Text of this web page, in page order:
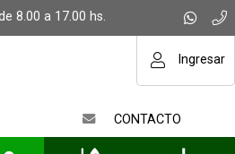
8.00 a 17.00 hs.
Ingresar
CONTACTO